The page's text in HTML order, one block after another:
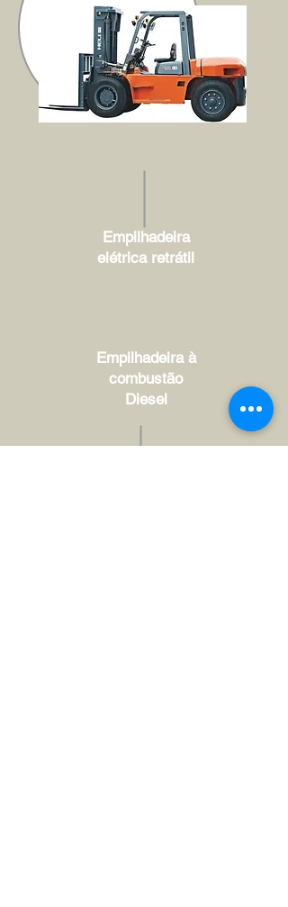
Empilhadeira
elétrica retrátil
Empilhadeira à
combustão
Diesel